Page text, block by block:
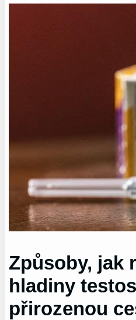
Způsoby, jak
hladiny
přirozenou